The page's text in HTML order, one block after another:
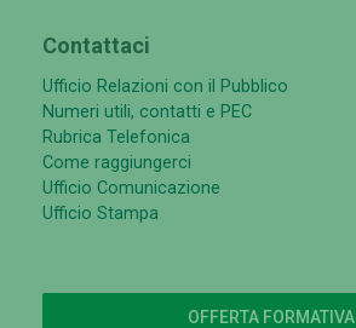
Contattaci
Ufficio Relazioni con il Pubblico
Numeri utili, contatti e PEC
Rubrica Telefonica
Come raggiungerci
Ufficio Comunicazione
Ufficio Stampa
OFFERTA FORMATIVA